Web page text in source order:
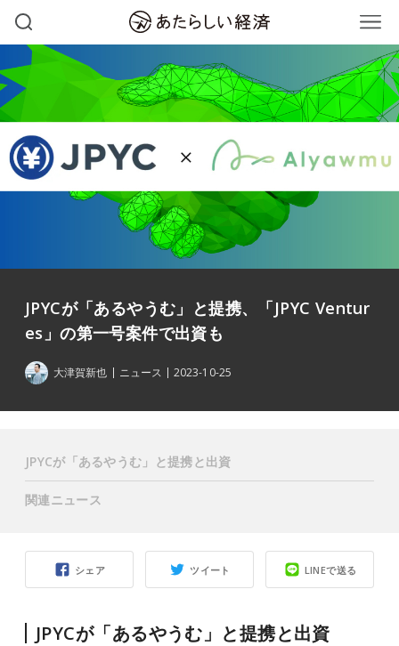
JPYCが「あるやうむ」と提携、「JPYC Ventur
es」の第一号案件で出資も
大津賀新也 ニュース 2023-10-25
シェア ツイート LINEで送る
JPYCが「あるやうむ」と提携と出資
JPYCが「あるやうむ」と提携と出資
関連ニュース